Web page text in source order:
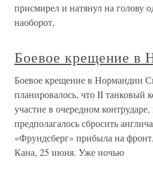
присмирел и натянул на голову
наоборот,
Боевое крещение в
Боевое крещение в Нормандии
планировалось, что II танковый
участие в очередном
предполагалось сбросить
«Фрундсберг» прибыла на
Кана, 25 июня. Уже ночью